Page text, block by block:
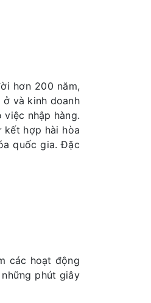
hơn 200 năm,
và kinh doanh
nhập hàng.
kết hợp hài hòa
quốc gia. Đặc
các hoạt động
phút giây